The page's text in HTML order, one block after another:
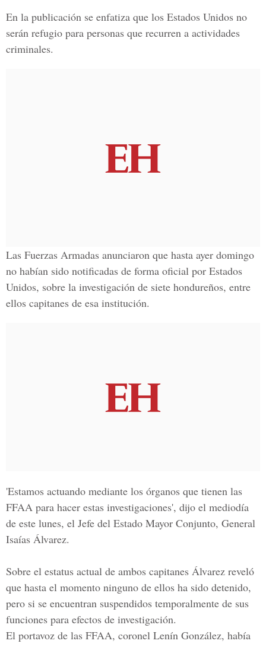
En la publicación se enfatiza que los Estados Unidos no
serán refugio para personas que recurren a actividades
criminales.
Las Fuerzas Armadas anunciaron que hasta ayer domingo
no habían sido notificadas de forma oficial por Estados
Unidos, sobre la investigación de siete hondureños, entre
ellos capitanes de esa institución.
'Estamos actuando mediante los órganos que tienen las
FFAA para hacer estas investigaciones', dijo el mediodía
de este lunes, el Jefe del Estado Mayor Conjunto, General
Isaías Álvarez.
Sobre el estatus actual de ambos capitanes Álvarez reveló
que hasta el momento ninguno de ellos ha sido detenido,
pero si se encuentran suspendidos temporalmente de sus
funciones para efectos de investigación.
El portavoz de las FFAA, coronel Lenín González, había